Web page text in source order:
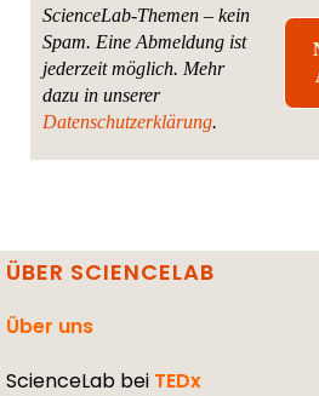
ScienceLab-Themen – kein
Spam. Eine Abmeldung ist
jederzeit möglich. Mehr
dazu in unserer
Datenschutzerklärung.
ÜBER SCIENCELAB
Über uns
ScienceLab bei TEDx